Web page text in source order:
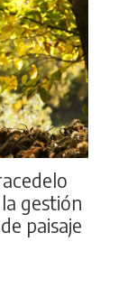
gestión
paisaje